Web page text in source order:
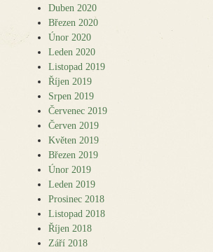
Duben 2020
Březen 2020
Únor 2020
Leden 2020
Listopad 2019
Říjen 2019
Srpen 2019
Červenec 2019
Červen 2019
Květen 2019
Březen 2019
Únor 2019
Leden 2019
Prosinec 2018
Listopad 2018
Říjen 2018
Září 2018